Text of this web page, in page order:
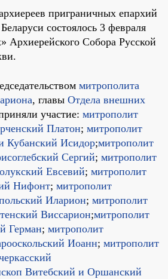
приграничных епархий
состоялось 3 февраля
Архиерейского Собора Русской
митрополита
, главы Отдела внешних
участие: митрополит
Платон; митрополит
Кубанский Исидор;митрополит
Сергий; митрополит
Евсевий; митрополит
Нифонт; митрополит
Иларион; митрополит
Виссарион;митрополит
Герман; митрополит
Иоанн; митрополит
Витебский и Оршанский